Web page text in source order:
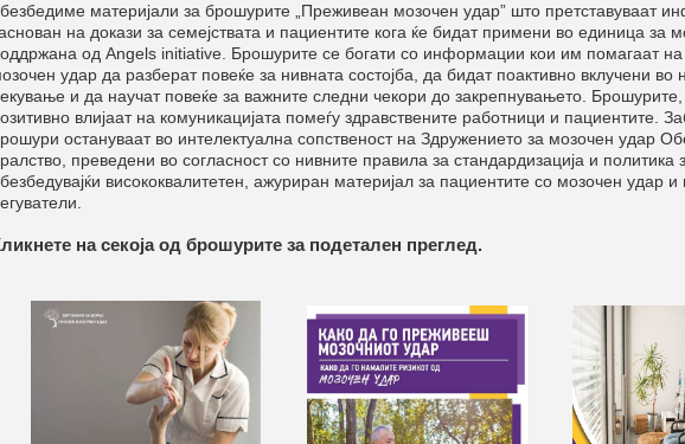
материјали за брошурите „Преживеан мозочен удар” што претставуваат
на докази за семејствата и пациентите кога ќе бидат примени во единица за
од Аngels initiative . Брошурите се богати со информации кои им помагаат
удар да разберат повеќе за нивната состојба, да бидат поактивно вклучени во
и да научат повеќе за важните следни чекори до закрепнувањето. Брошурите,
влијаат на комуникацијата помеѓу здравствените работници и пациентите.
остануваат во интелектуална сопственост на Здружението за мозочен удар
преведени во согласност со нивните правила за стандардизација и политика
висококвалитетен, ажуриран материјал за пациентите со мозочен удар и
на секоја од брошурите за подетален преглед.